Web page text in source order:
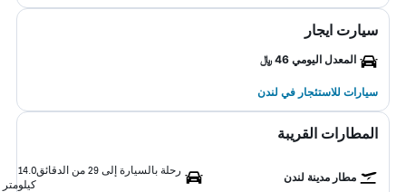
سيارت ايجار
المعدل اليومي 46 ﷼
سيارات للاستئجار في لندن
المطارات القريبة
مطار مدينة لندن
رحلة بالسيارة إلى 29 من الدقائق
14.0
كيلومتر